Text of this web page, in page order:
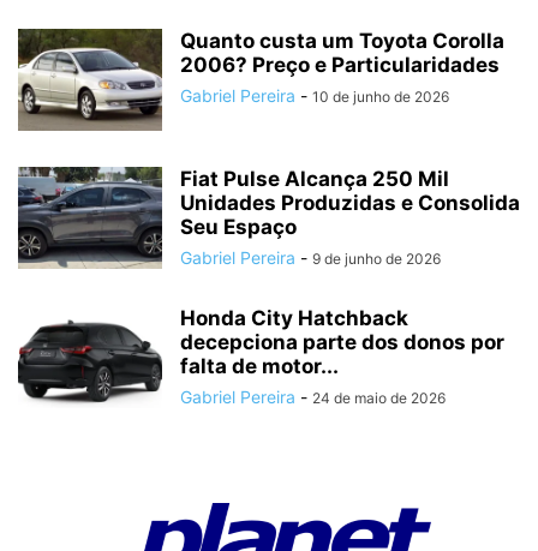
Quanto custa um Toyota Corolla
2006? Preço e Particularidades
Gabriel Pereira - 10 de junho de 2026
Fiat Pulse Alcança 250 Mil
Unidades Produzidas e Consolida
Seu Espaço
Gabriel Pereira - 9 de junho de 2026
Honda City Hatchback
decepciona parte dos donos por
falta de motor...
Gabriel Pereira - 24 de maio de 2026